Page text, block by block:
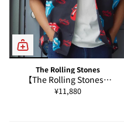
The Rolling Stones
【The Rolling Stones…
¥11,880